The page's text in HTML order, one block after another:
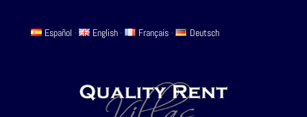
Español - English - Français - Deutsch